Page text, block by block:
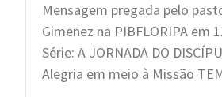
Mensagem pregada pelo
Gimenez na PIBFLORIPA em
Série: A JORNADA DO
Alegria em meio à Missão